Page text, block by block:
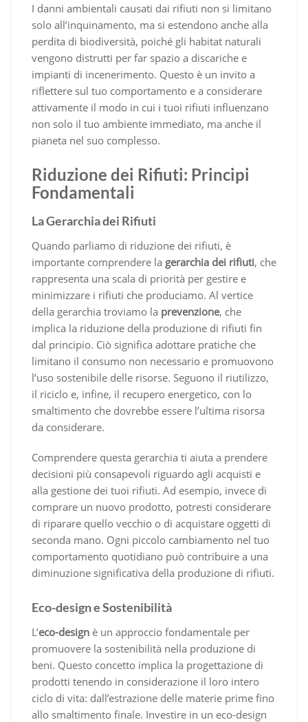
I danni ambientali causati dai rifiuti non si limitano
solo all’inquinamento, ma si estendono anche alla
perdita di biodiversità, poiché gli habitat naturali
vengono distrutti per far spazio a discariche e
impianti di incenerimento. Questo è un invito a
riflettere sul tuo comportamento e a considerare
attivamente il modo in cui i tuoi rifiuti influenzano
non solo il tuo ambiente immediato, ma anche il
pianeta nel suo complesso.
Riduzione dei Rifiuti: Principi
Fondamentali
La Gerarchia dei Rifiuti
Quando parliamo di riduzione dei rifiuti, è
importante comprendere la gerarchia dei rifiuti, che
rappresenta una scala di priorità per gestire e
minimizzare i rifiuti che produciamo. Al vertice
della gerarchia troviamo la prevenzione, che
implica la riduzione della produzione di rifiuti fin
dal principio. Ciò significa adottare pratiche che
limitano il consumo non necessario e promuovono
l’uso sostenibile delle risorse. Seguono il riutilizzo,
il riciclo e, infine, il recupero energetico, con lo
smaltimento che dovrebbe essere l’ultima risorsa
da considerare.
Comprendere questa gerarchia ti aiuta a prendere
decisioni più consapevoli riguardo agli acquisti e
alla gestione dei tuoi rifiuti. Ad esempio, invece di
comprare un nuovo prodotto, potresti considerare
di riparare quello vecchio o di acquistare oggetti di
seconda mano. Ogni piccolo cambiamento nel tuo
comportamento quotidiano può contribuire a una
diminuzione significativa della produzione di rifiuti.
Eco-design e Sostenibilità
L’eco-design è un approccio fondamentale per
promuovere la sostenibilità nella produzione di
beni. Questo concetto implica la progettazione di
prodotti tenendo in considerazione il loro intero
ciclo di vita: dall’estrazione delle materie prime fino
allo smaltimento finale. Investire in un eco-design